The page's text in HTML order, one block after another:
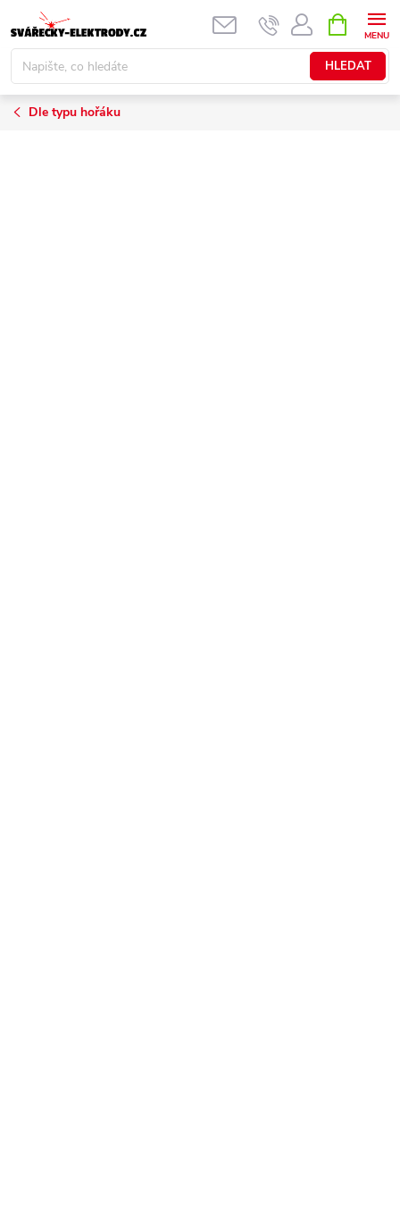
na
obsah
HLEDAT
NÁKUPNÍ
KOŠÍK
Dle typu hořáku